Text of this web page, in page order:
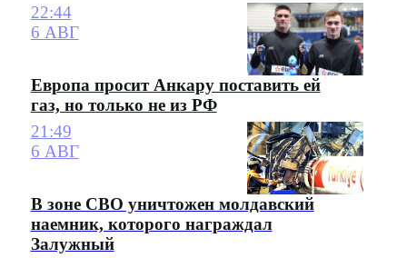
22:44
6 АВГ
Европа просит Анкару поставить ей
газ, но только не из РФ
21:49
6 АВГ
В зоне СВО уничтожен молдавский
наемник, которого награждал
Залужный